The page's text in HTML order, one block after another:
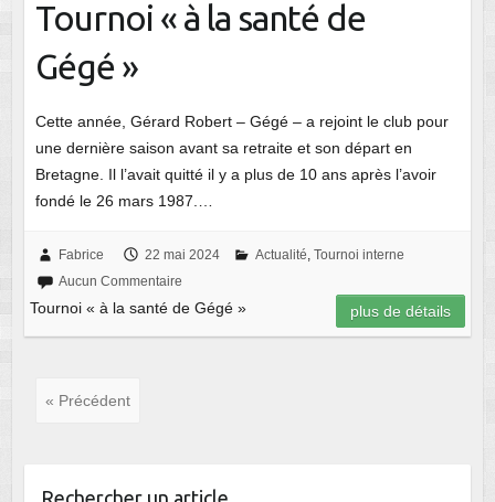
Tournoi « à la santé de
Gégé »
Cette année, Gérard Robert – Gégé – a rejoint le club pour
une dernière saison avant sa retraite et son départ en
Bretagne. Il l’avait quitté il y a plus de 10 ans après l’avoir
fondé le 26 mars 1987.…
Fabrice 22 mai 2024 Actualité, Tournoi interne
Aucun Commentaire
Tournoi « à la santé de Gégé » plus de détails
« Précédent